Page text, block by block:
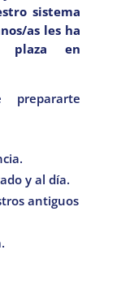
sistema
as les ha
plaza en
y al día.
antiguos